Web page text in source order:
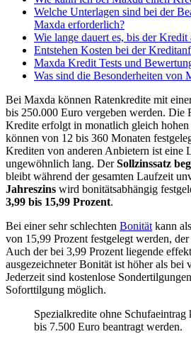
Welche Unterlagen sind bei der
Maxda erforderlich?
Wie lange dauert es, bis der
Entstehen Kosten bei der
Maxda Kredit Tests und
Was sind die Besonderheiten von
Bei Maxda können Ratenkredite mit
bis 250.000 Euro vergeben werden. Die
Kredite erfolgt in monatlich gleich hohen
können von 12 bis 360 Monaten
Krediten von anderen Anbietern ist eine
ungewöhnlich lang. DerSollzinssatz
bleibt während der gesamten Laufzeit
Jahreszins wird bonitätsabhängig
3,99 bis 15,99 Prozent.
Bei einer sehr schlechten Bonität kann
von 15,99 Prozent festgelegt werden,
Auch der bei 3,99 Prozent liegende
ausgezeichneter Bonität ist höher als bei
Jederzeit sind kostenlose
Soforttilgung möglich.
Spezialkredite ohne
bis 7.500 Euro beantragt werden.